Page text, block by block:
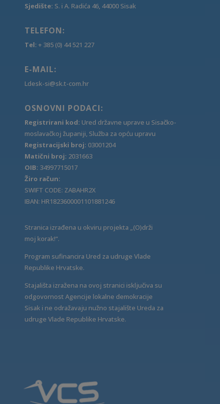
Sjedište: S. i A. Radića 46, 44000 Sisak
TELEFON:
Tel: + 385 (0) 44 521 227
E-MAIL:
Ldesk-si@sk.t-com.hr
OSNOVNI PODACI:
Registrirani kod: Ured državne uprave u Sisačko-
moslavačkoj županiji, Služba za opću upravu
Registracijski broj: 03001204
Matični broj: 2031663
OIB: 34997715017
Žiro račun:
SWIFT CODE: ZABAHR2X
IBAN: HR1823600001101881246
Stranica izrađena u okviru projekta „(O)drži
moj korak!“.
Program sufinancira Ured za udruge Vlade
Republike Hrvatske.
Stajališta izražena na ovoj stranici isključiva su
odgovornost Agencije lokalne demokracije
Sisak i ne odražavaju nužno stajalište Ureda za
udruge Vlade Republike Hrvatske.